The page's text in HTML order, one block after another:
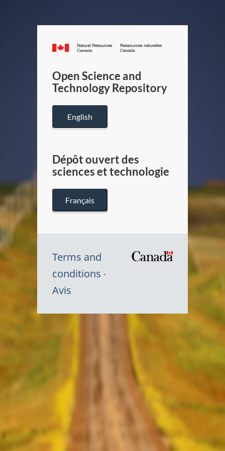
Canada.ca
/
Canada
Open Science and
Technology Repository
English
Dépôt ouvert des
sciences et technologie
Français
Terms and
conditions
Avis
Symbole
Canada